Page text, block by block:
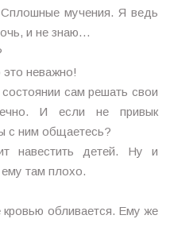
мучения. Я ведь
и не знаю…
неважно!
сам решать свои
И если не привык
с ним общаетесь?
навестить детей. Ну и
ему там плохо.
обливается. Ему же